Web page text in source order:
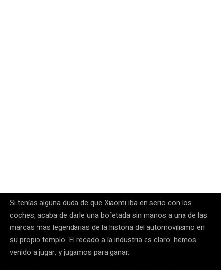
Si tenías alguna duda de que Xiaomi iba en serio con los
coches, acaba de darle una bofetada sin manos a una de las
marcas más legendarias de la historia del automovilismo en
su propio templo. El recado a la industria es claro: hemos
venido a jugar, y jugamos para ganar.